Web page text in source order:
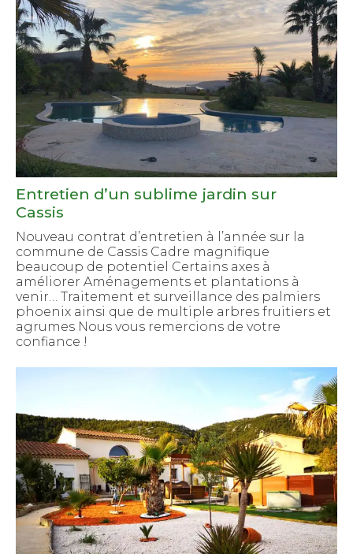
Entretien d’un sublime jardin sur
Cassis
Nouveau contrat d’entretien à l’année sur la
commune de Cassis Cadre magnifique
beaucoup de potentiel Certains axes à
améliorer Aménagements et plantations à
venir… Traitement et surveillance des palmiers
phoenix ainsi que de multiple arbres fruitiers et
agrumes Nous vous remercions de votre
confiance !